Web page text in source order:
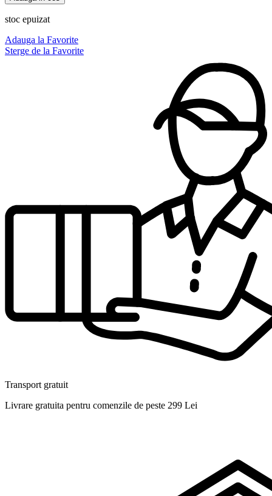
120,00 lei.
TITAN
POUR
HOMME
EDP,
Armaf
stoc epuizat
Adauga la Favorite
Sterge de la Favorite
Transport gratuit
Livrare gratuita pentru comenzile de peste 299 Lei